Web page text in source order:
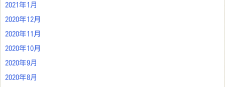
2021年1月
2020年12月
2020年11月
2020年10月
2020年9月
2020年8月